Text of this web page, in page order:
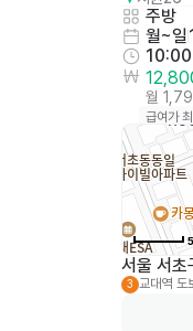
주방
월~일
월
급여가
서울 서
3 교대역 도